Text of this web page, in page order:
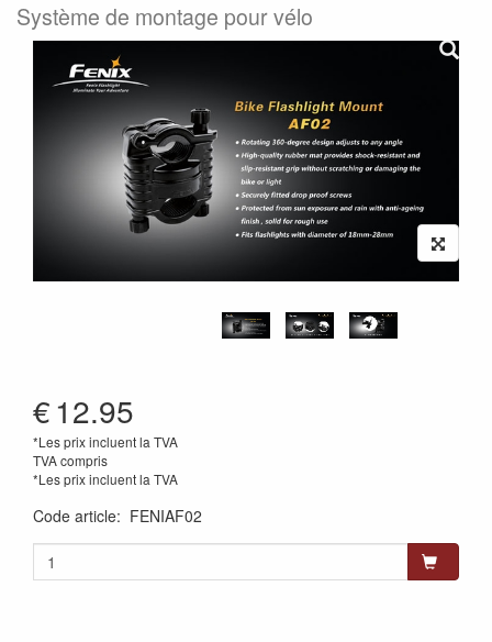
Système de montage pour vélo
€12.95
*Les prix incluent la TVA
TVA compris
*Les prix incluent la TVA
Code article: FENIAF02